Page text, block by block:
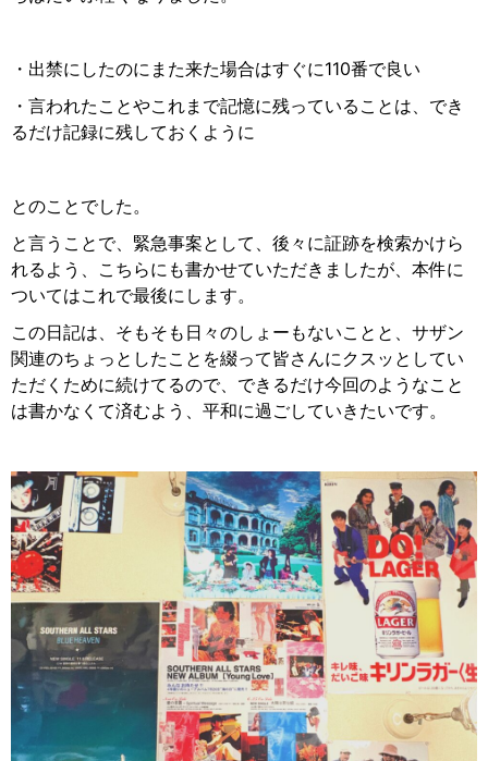
・出禁にしたのにまた来た場合はすぐに110番で良い
・言われたことやこれまで記憶に残っていることは、でき
るだけ記録に残しておくように
とのことでした。
と言うことで、緊急事案として、後々に証跡を検索かけら
れるよう、こちらにも書かせていただきましたが、本件に
ついてはこれで最後にします。
この日記は、そもそも日々のしょーもないことと、サザン
関連のちょっとしたことを綴って皆さんにクスッとしてい
ただくために続けてるので、できるだけ今回のようなこと
は書かなくて済むよう、平和に過ごしていきたいです。